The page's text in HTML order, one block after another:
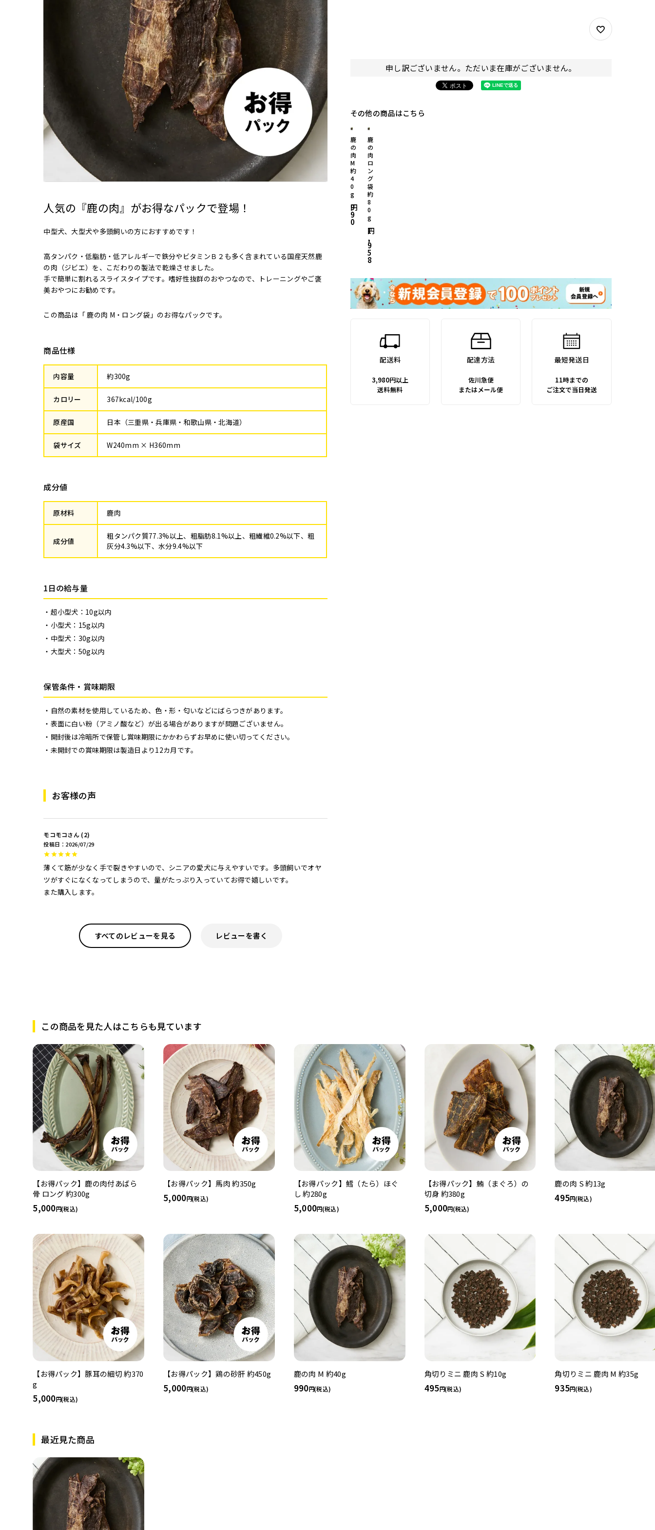
人気の『鹿の肉』がお得なパックで登場！
中型犬、大型犬や多頭飼いの方におすすめです！
高タンパク・低脂肪・低アレルギーで鉄分やビタミンＢ２も多く含まれている国産天然鹿
の肉（ジビエ）を、こだわりの製法で乾燥させました。
手で簡単に割れるスライスタイプです。嗜好性抜群のおやつなので、トレーニングやご褒
美おやつにお勧めです。
この商品は「 鹿の肉 M ・ ロング袋 」のお得なパックです。
商品仕様
内容量 約300g
カロリー 367kcal/100g
原産国 日本（三重県・兵庫県・和歌山県・北海道）
袋サイズ W240mm × H360mm
成分値
原材料 鹿肉
成分値
粗タンパク質77.3%以上、粗脂肪8.1%以上、粗繊維0.2%以下、粗
灰分4.3%以下、水分9.4%以下
1日の給与量
超小型犬：10g以内
小型犬：15g以内
中型犬：30g以内
大型犬：50g以内
保管条件・賞味期限
自然の素材を使用しているため、色・形・匂いなどにばらつきがあります。
表面に白い粉（アミノ酸など）が出る場合がありますが問題ございません。
開封後は冷暗所で保管し賞味期限にかかわらずお早めに使い切ってください。
未開封での賞味期限は製造日より12カ月です。
お客様の声
モコモコ 2
投稿日 2026/07/29
薄くて筋が少なく手で裂きやすいので、シニアの愛犬に与えやすいです。多頭飼いでオヤ
ツがすぐになくなってしまうので、量がたっぷり入っていてお得で嬉しいです。
また購入します。
すべてのレビューを見る レビューを書く
申し訳ございません。ただいま在庫がございません。
その他の商品はこちら
鹿
の
肉
M
約
4
0
g
9
9
0
鹿
の
肉
ロ
ン
グ
袋
約
8
0
g
1
,
9
5
8
配送料
3,980円以上
送料無料
配達方法
佐川急便
またはメール便
最短発送日
11時までの
ご注文で当日発送
この商品を見た人はこちらも見ています
【お得パック】鹿の肉付あばら
骨 ロング 約300g
5,000 (税込)
【お得パック】馬肉 約350g
5,000 (税込)
【お得パック】鱈（たら）ほぐ
し 約280g
5,000 (税込)
【お得パック】鮪（まぐろ）の
切身 約380g
5,000 (税込)
鹿の肉 S 約13g
495 (税込)
【お得パック】豚耳の細切 約370
g
5,000 (税込)
【お得パック】鶏の砂肝 約450g
5,000 (税込)
鹿の肉 M 約40g
990 (税込)
角切りミニ 鹿肉 S 約10g
495 (税込)
角切りミニ 鹿肉 M 約35g
935 (税込)
最近見た商品